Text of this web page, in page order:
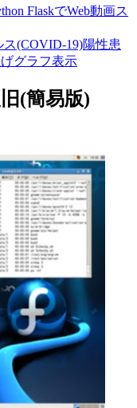
FlaskでWeb動画ス
(COVID-19)陽性患
グラフ表示
(簡易版)